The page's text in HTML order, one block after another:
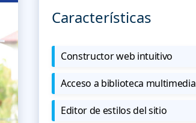
Características
Constructor web intuitivo
Acceso a biblioteca multimedia
Editor de estilos del sitio